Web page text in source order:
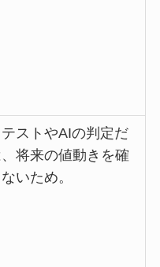
ストやAIの判定だ
将来の値動きを確
いため。